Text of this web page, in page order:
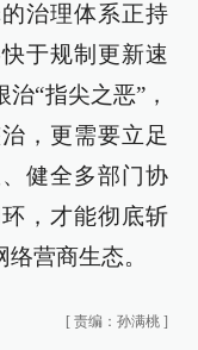
治理体系正持
于规制更新速
“指尖之恶”，
，更需要立足
健全多部门协
，才能彻底斩
营商生态。
[ 责编：孙满桃 ]